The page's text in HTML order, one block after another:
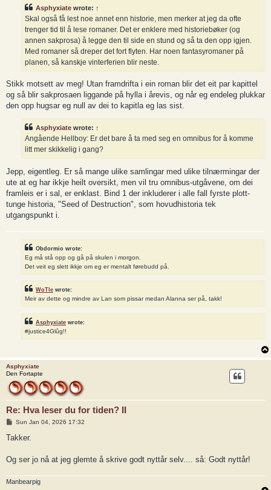
Asphyxiate wrote: ↑
Skal også få lest noe annet enn historie, men merker at jeg da ofte
trenger tid til å lese romaner. Det er enklere med historiebøker (og
annen sakprosa) å legge den til side en stund og så ta den opp igjen.
Med romaner så dreper det fort flyten. Har noen fantasyromaner på
planen, så kanskje vinterferien blir neste.
Stikk motsett av meg! Utan framdrifta i ein roman blir det eit par kapittel
og så blir sakprosaen liggande på hylla i årevis, og når eg endeleg plukkar
den opp hugsar eg null av dei to kapitla eg las sist.
Asphyxiate wrote: ↑
Angående Hellboy: Er det bare å ta med seg en omnibus for å komme
litt mer skikkelig i gang?
Jepp, eigentleg. Er så mange ulike samlingar med ulike tilnærmingar der
ute at eg har ikkje heilt oversikt, men vil tru omnibus-utgåvene, om dei
framleis er i sal, er enklast. Bind 1 der inkluderer i alle fall fyrste plott-
tunge historia, "Seed of Destruction", som hovudhistoria tek
utgangspunkt i.
Obdormio wrote:
Eg må stå opp og gå på skulen i morgon.
Det veit eg slett ikkje om eg er mentalt førebudd på.
WoTle wrote:
Meir av dette og mindre av Lan som pissar medan Alanna ser på, takk!
Asphyxiate wrote:
#justice4Glûg!!
Asphyxiate
Den Fortapte
Re: Hva leser du for tiden? II
P
s
Sun Jan 04, 2026 17:32
Takker.
Og ser jo nå at jeg glemte å skrive godt nyttår selv.... så: Godt nyttår!
Manbearpig